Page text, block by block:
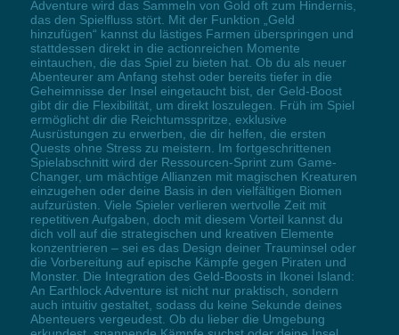
Adventure wird das Sammeln von Gold oft zum Hindernis,
das den Spielfluss stört. Mit der Funktion „Geld
hinzufügen“ kannst du lästiges Farmen überspringen und
stattdessen direkt in die actionreichen Momente
eintauchen, die das Spiel zu bieten hat. Ob du als neuer
Abenteurer am Anfang stehst oder bereits tiefer in die
Geheimnisse der Insel eingetaucht bist, der Geld-Boost
gibt dir die Flexibilität, um direkt loszulegen. Früh im Spiel
ermöglicht dir die Reichtumsspritze, exklusive
Ausrüstungen zu erwerben, die dir helfen, die ersten
Quests ohne Stress zu meistern. Im fortgeschrittenen
Spielabschnitt wird der Ressourcen-Sprint zum Game-
Changer, um mächtige Allianzen mit magischen Kreaturen
einzugehen oder deine Basis in den vielfältigen Biomen
aufzurüsten. Viele Spieler verlieren wertvolle Zeit mit
repetitiven Aufgaben, doch mit diesem Vorteil kannst du
dich voll auf die strategischen und kreativen Elemente
konzentrieren – sei es das Design deiner Trauminsel oder
die Vorbereitung auf epische Kämpfe gegen Piraten und
Monster. Die Integration des Geld-Boosts in Ikonei Island:
An Earthlock Adventure ist nicht nur praktisch, sondern
auch intuitiv gestaltet, sodass du keine Sekunde deines
Abenteuers vergeudest. Ob du lieber die Umgebung